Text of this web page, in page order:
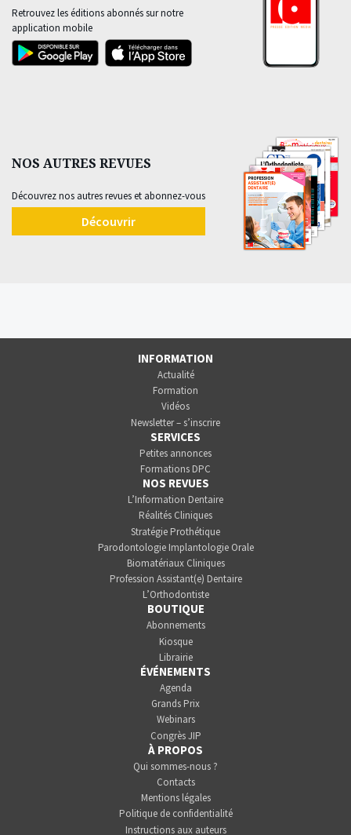
Retrouvez les éditions abonnés sur notre
application mobile
NOS AUTRES REVUES
Découvrez nos autres revues et abonnez-vous
Découvrir
INFORMATION
Actualité
Formation
Vidéos
Newsletter – s’inscrire
SERVICES
Petites annonces
Formations DPC
NOS REVUES
L’Information Dentaire
Réalités Cliniques
Stratégie Prothétique
Parodontologie Implantologie Orale
Biomatériaux Cliniques
Profession Assistant(e) Dentaire
L’Orthodontiste
BOUTIQUE
Abonnements
Kiosque
Librairie
ÉVÉNEMENTS
Agenda
Grands Prix
Webinars
Congrès JIP
À PROPOS
Qui sommes-nous ?
Contacts
Mentions légales
Politique de confidentialité
Instructions aux auteurs